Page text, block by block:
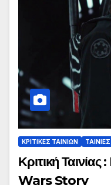
ΚΡΙΤΙΚΕΣ ΤΑΙΝΙΩΝ ΤΑΙΝΙΕΣ
Κριτική
Wars Story